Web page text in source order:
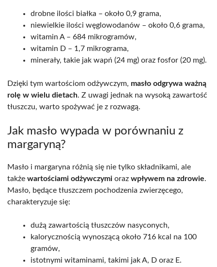
drobne ilości białka – około 0,9 grama,
niewielkie ilości węglowodanów – około 0,6 grama,
witamin A – 684 mikrogramów,
witamin D – 1,7 mikrograma,
minerały, takie jak wapń (24 mg) oraz fosfor (20 mg).
Dzięki tym wartościom odżywczym, masło odgrywa ważną
rolę w wielu dietach. Z uwagi jednak na wysoką zawartość
tłuszczu, warto spożywać je z rozwagą.
Jak masło wypada w porównaniu z
margaryną?
Masło i margaryna różnią się nie tylko składnikami, ale
także wartościami odżywczymi oraz wpływem na zdrowie.
Masło, będące tłuszczem pochodzenia zwierzęcego,
charakteryzuje się:
dużą zawartością tłuszczów nasyconych,
kalorycznością wynoszącą około 716 kcal na 100
gramów,
istotnymi witaminami, takimi jak A, D oraz E.